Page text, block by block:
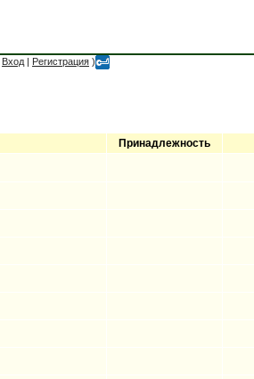
Вход | Регистрация )
Принадлежность